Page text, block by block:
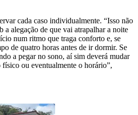
cada caso individualmente. “Isso não
a alegação de que vai atrapalhar a noite
num ritmo que traga conforto e, se
de quatro horas antes de ir dormir. Se
a pegar no sono, aí sim deverá mudar
ou eventualmente o horário”,